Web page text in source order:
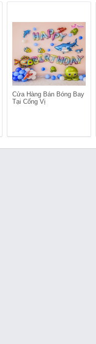
Cửa Hàng Bán Bóng Bay
Tại Cống Vị